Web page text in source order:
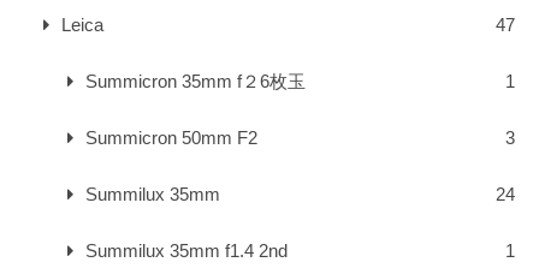
Leica 47
Summicron 35mm f２6枚玉 1
Summicron 50mm F2 3
Summilux 35mm 24
Summilux 35mm f1.4 2nd 1